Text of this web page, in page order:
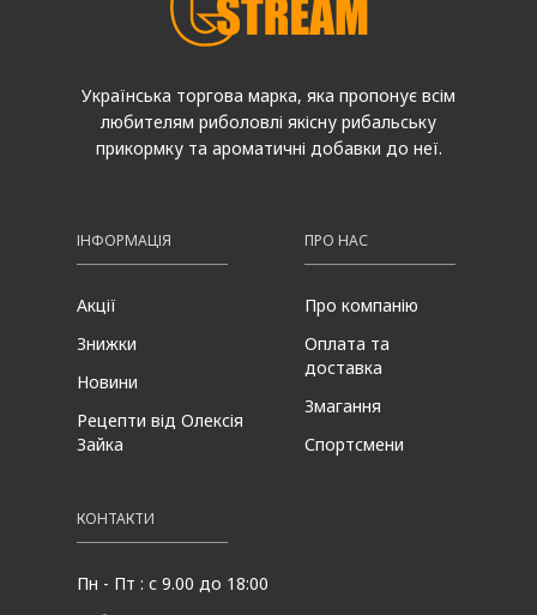
Українська торгова марка, яка пропонує всім
любителям риболовлі якісну рибальську
прикормку та ароматичні добавки до неї.
ІНФОРМАЦІЯ
Акції
Знижки
Новини
Рецепти від Олексія
Зайка
ПРО НАС
Про компанію
Оплата та
доставка
Змагання
Спортсмени
КОНТАКТИ
Пн - Пт : с 9.00 до 18:00